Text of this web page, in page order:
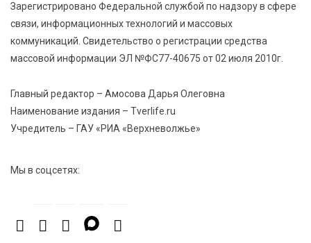
Триумф на воде: Тверская область взяла 13 медалей
и командный зачёт первенства России по гребле
Тверские школьники покорили Дальний Восток:
итоги смены в ВДЦ «Океан»
Зарегистрировано Федеральной службой по надзору в сфере
связи, информационных технологий и массовых
коммуникаций. Свидетельство о регистрации средства
массовой информации ЭЛ №ФС77-40675 от 02 июля 2010г.
Главный редактор – Амосова Дарья Олеговна
Наименование издания – Tverlife.ru
Учредитель – ГАУ «РИА «Верхневолжье»
Мы в соцсетях: